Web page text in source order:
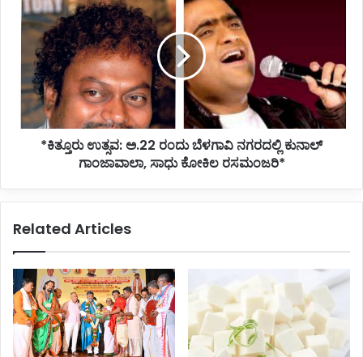
ಉತ್ಸವ:
ಅ.22
ರಂದು
ಬೆಳಗಾವಿ
ನಗರದಲ್ಲಿ
ಕುನಾಲ್
ಗಾಂಜಾವಾಲಾ,
ಸಾಧು
ಕೋಕಿಲ*ಕಿತ್ತೂರು ಉತ್ಸವ: ಅ.22 ರಂದು ಬೆಳಗಾವಿ ನಗರದಲ್ಲಿ ಕುನಾಲ್
ಗಾಂಜಾವಾಲಾ, ಸಾಧು ಕೋಕಿಲ ರಸಮಂಜರಿ*
Related Articles